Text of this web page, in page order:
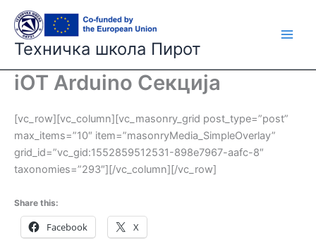
content
Техничка школа Пирот
iOT Arduino Секција
[vc_row][vc_column][vc_masonry_grid post_type=”post”
max_items=”10″ item=”masonryMedia_SimpleOverlay”
grid_id=”vc_gid:1552859512531-898e7967-aafc-8″
taxonomies=”293″][/vc_column][/vc_row]
Share this:
Facebook X